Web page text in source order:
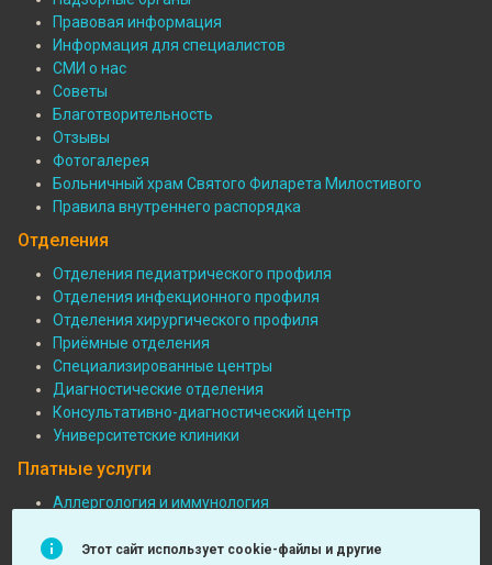
больнице
Правовая информация
Информация для специалистов
СМИ о нас
Советы
Благотворительность
Отзывы
Фотогалерея
Больничный храм Святого Филарета Милостивого
Правила внутреннего распорядка
Отделения
Подвал:
Отделения
Отделения педиатрического профиля
Отделения инфекционного профиля
Отделения хирургического профиля
Приёмные отделения
Специализированные центры
Диагностические отделения
Консультативно-диагностический центр
Университетские клиники
Платные услуги
Подвал:
Аллергология и иммунология
Функциональная диагностика
Этот сайт использует cookie-файлы и другие